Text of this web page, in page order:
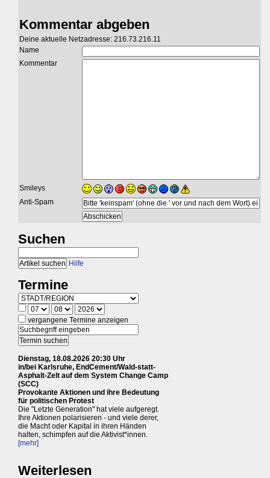
Kommentar abgeben
Deine aktuelle Netzadresse: 216.73.216.11
Name
Kommentar
Smileys
Anti-Spam
Suchen
Hilfe
Termine
vergangene Termine anzeigen
Dienstag, 18.08.2026 20:30 Uhr
in/bei Karlsruhe, EndCement/Wald-statt-
Asphalt-Zelt auf dem System Change Camp
(SCC)
Provokante Aktionen und ihre Bedeutung
für politischen Protest
Die "Letzte Generation" hat viele aufgeregt.
Ihre Aktionen polarisieren - und viele derer,
die Macht oder Kapital in ihren Händen
halten, schimpfen auf die Aktivist*innen.
[mehr]
Weiterlesen